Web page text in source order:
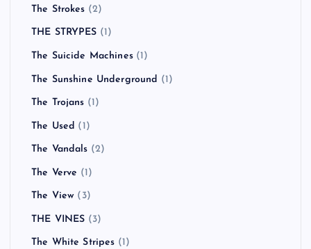
The Strokes (2)
THE STRYPES (1)
The Suicide Machines(1)
The Sunshine Underground (1)
The Trojans (1)
The Used (1)
The Vandals (2)
The Verve (1)
The View (3)
THE VINES (3)
The White Stripes (1)